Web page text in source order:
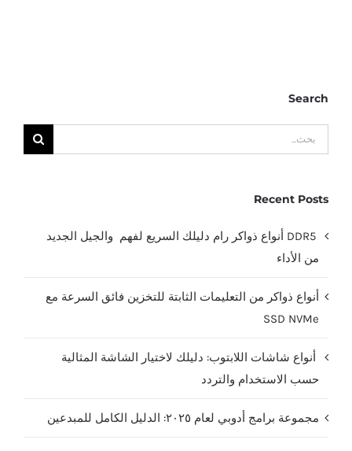
Search
البحث
عن:
Recent Posts
DDR5 أنواع ذواكر رام دليلك السريع لفهم والجيل الجديد
من الأداء
أنواع ذواكر من التعليمات الثابتة للتخزين فائق السرعة مع
SSD NVMe
أنواع شاشات اللابتوب: دليلك لاختيار الشاشة المثالية
حسب الاستخدام والتردد
مجموعة برامج أدوبي لعام ٢٠٢٥: الدليل الكامل للمبدعين